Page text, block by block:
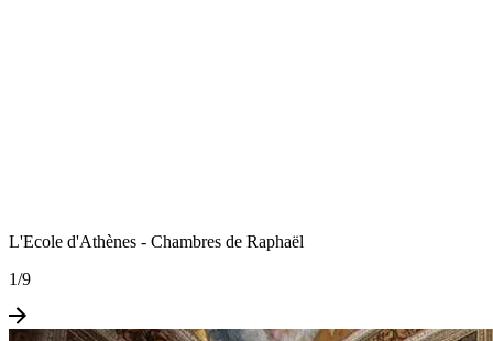
L'Ecole d'Athènes - Chambres de Raphaël
1/9